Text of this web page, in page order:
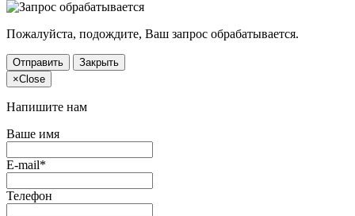
Пожалуйста, подождите, Ваш запрос обрабатывается.
Отправить
Закрыть
×Close
Напишите нам
Ваше имя
E-mail*
Телефон